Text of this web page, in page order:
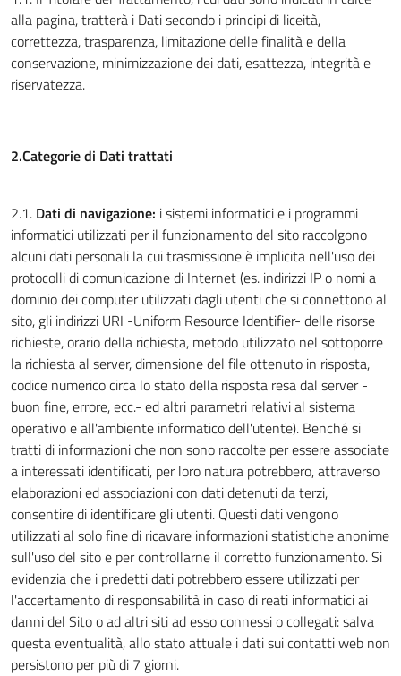
alla pagina, tratterà i Dati secondo i principi di liceità,
correttezza, trasparenza, limitazione delle finalità e della
conservazione, minimizzazione dei dati, esattezza, integrità e
riservatezza.
2.Categorie di Dati trattati
2.1. Dati di navigazione: i sistemi informatici e i programmi
informatici utilizzati per il funzionamento del sito raccolgono
alcuni dati personali la cui trasmissione è implicita nell'uso dei
protocolli di comunicazione di Internet (es. indirizzi IP o nomi a
dominio dei computer utilizzati dagli utenti che si connettono al
sito, gli indirizzi URI -Uniform Resource Identifier- delle risorse
richieste, orario della richiesta, metodo utilizzato nel sottoporre
la richiesta al server, dimensione del file ottenuto in risposta,
codice numerico circa lo stato della risposta resa dal server -
buon fine, errore, ecc.- ed altri parametri relativi al sistema
operativo e all'ambiente informatico dell'utente). Benché si
tratti di informazioni che non sono raccolte per essere associate
a interessati identificati, per loro natura potrebbero, attraverso
elaborazioni ed associazioni con dati detenuti da terzi,
consentire di identificare gli utenti. Questi dati vengono
utilizzati al solo fine di ricavare informazioni statistiche anonime
sull'uso del sito e per controllarne il corretto funzionamento. Si
evidenzia che i predetti dati potrebbero essere utilizzati per
l'accertamento di responsabilità in caso di reati informatici ai
danni del Sito o ad altri siti ad esso connessi o collegati: salva
questa eventualità, allo stato attuale i dati sui contatti web non
persistono per più di 7 giorni.